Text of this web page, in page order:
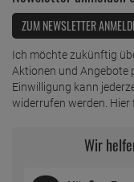
ZUM NEWSLETTER
Ich möchte zukünftig
Aktionen und Angebote
Einwilligung kann
widerrufen werden. Hier
Wir